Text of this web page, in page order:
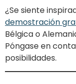
¿Se siente
demostración
Bélgica o
Póngase en
posibilidades.